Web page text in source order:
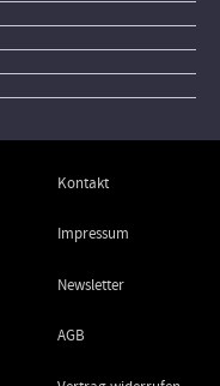
Kontakt
Impressum
Newsletter
AGB